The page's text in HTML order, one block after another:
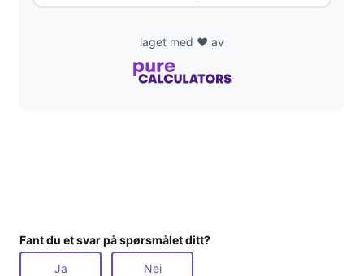
laget med ❤️ av
Fant du et svar på spørsmålet ditt?
Ja Nei